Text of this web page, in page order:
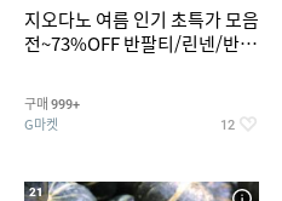
지오다노 여름 인기 초특가 모음
전~73%OFF 반팔티/린넨/반바
구매 999+
G마켓 12
21